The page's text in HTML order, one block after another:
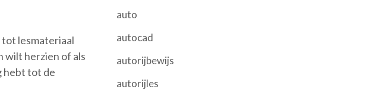
lesmateriaal
wilt herzien of als
hebt tot de
auto
autocad
autorijbewijs
autorijles